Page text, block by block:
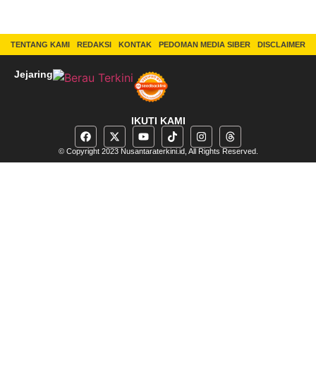
TENTANG KAMI REDAKSI KONTAK PEDOMAN MEDIA SIBER DISCLAIMER
Jejaring
IKUTI KAMI
© Copyright 2023 Nusantaraterkini.id, All Rights Reserved.